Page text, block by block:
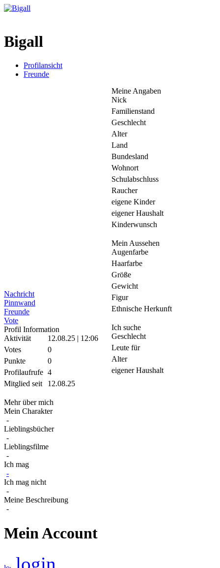
Bigall
Profilansicht
Freunde
Nachricht
Pinnwand
Freunde
Vote
Profil Information
Aktivität
12.08.25 | 12:06
Votes
0
Punkte
0
Profilaufrufe 4
Mitglied seit
12.08.25
Meine Angaben
Nick
Familienstand
Geschlecht
Alter
Land
Bundesland
Wohnort
Schulabschluss
Raucher
eigene Kinder
eigener Haushalt
Kinderwunsch
Mein Aussehen
Augenfarbe
Haarfarbe
Größe
Gewicht
Figur
Ethnische Herkunft
Ich suche
Geschlecht
Leute für
Alter
eigener Haushalt
Mehr über mich
Mein Charakter
-
Lieblingsbücher
-
Lieblingsfilme
-
Ich mag
-
Ich mag nicht
-
Meine Beschreibung
-
Mein Account